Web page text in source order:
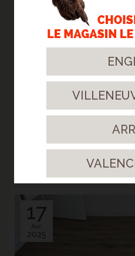
> CONTRECOLLÉ CHÊNE
Redonner vie à un intérieur tout
17
Avr.
2025